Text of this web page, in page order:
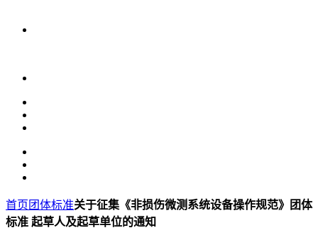
首页 团体标准关于征集《非损伤微测系统设备操作规范》团体
标准 起草人及起草单位的通知